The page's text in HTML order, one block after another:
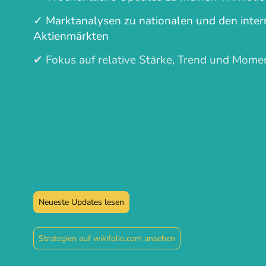
✓ Marktanalysen zu nationalen und den
Aktienmärkten
✔ Fokus auf relative Stärke, Trend und
Neueste Updates lesen
Strategien auf wikifolio.com ansehen